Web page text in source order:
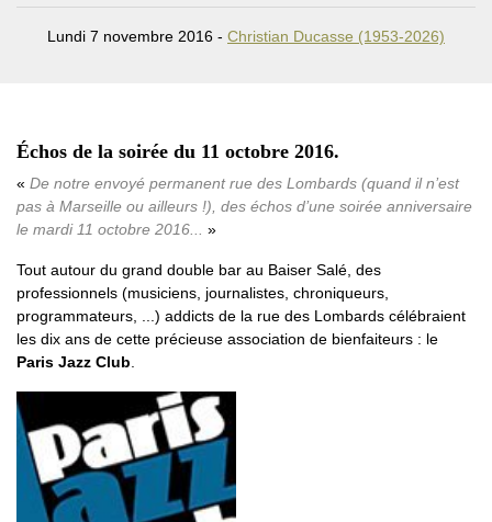
Lundi 7 novembre 2016 - Christian Ducasse (1953-2026)
Échos de la soirée du 11 octobre 2016.
De notre envoyé permanent rue des Lombards (quand il n’est
pas à Marseille ou ailleurs !), des échos d’une soirée anniversaire
le mardi 11 octobre 2016...
Tout autour du grand double bar au Baiser Salé, des
professionnels (musiciens, journalistes, chroniqueurs,
programmateurs, ...) addicts de la rue des Lombards célébraient
les dix ans de cette précieuse association de bienfaiteurs : le
Paris Jazz Club